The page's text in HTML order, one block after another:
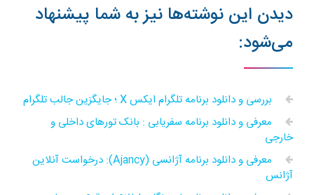
دیدن این نوشته‌ها نیز به شما پیشنهاد
می‌شود:
بررسی و دانلود برنامه تلگرام ایکس X ؛ جایگزین جالب تلگرام
معرفی و دانلود برنامه سفریابی : بانک تورهای داخلی و
خارجی
معرفی و دانلود برنامه آژانسی (Ajancy): درخواست آنلاین
آژانس